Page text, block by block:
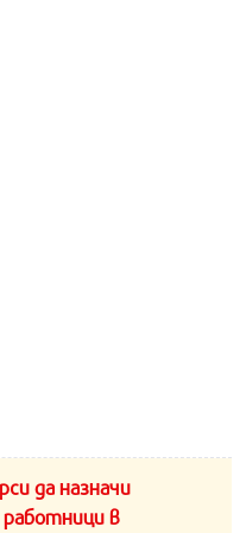
да назначи
в